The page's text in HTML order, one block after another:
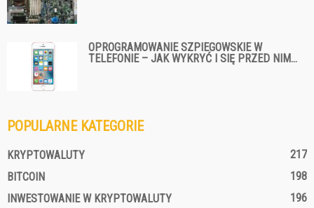
OPROGRAMOWANIE SZPIEGOWSKIE W
TELEFONIE – JAK WYKRYĆ I SIĘ PRZED NIM...
POPULARNE KATEGORIE
KRYPTOWALUTY
217
BITCOIN
198
INWESTOWANIE W KRYPTOWALUTY
196